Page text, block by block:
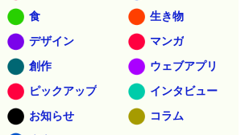
食
生き物
デザイン
マンガ
創作
ウェブアプリ
ピックアップ
インタビュー
お知らせ
コラム